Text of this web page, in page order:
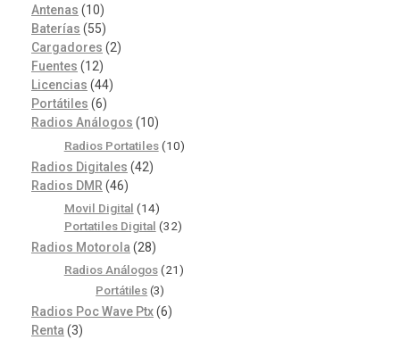
Antenas (10)
Baterías (55)
Cargadores (2)
Fuentes (12)
Licencias (44)
Portátiles (6)
Radios Análogos (10)
Radios Portatiles (10)
Radios Digitales (42)
Radios DMR (46)
Movil Digital (14)
Portatiles Digital (32)
Radios Motorola (28)
Radios Análogos (21)
Portátiles (3)
Radios Poc Wave Ptx(6)
Renta (3)